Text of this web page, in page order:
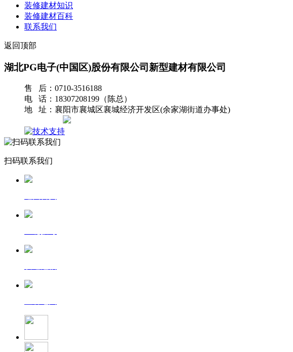
装修建材知识
装修建材百科
联系我们
返回顶部
湖北PG电子(中国区)股份有限公司新型建材有限公司
售 后：0710-3516188
电 话：18307208199（陈总）
地 址：襄阳市襄城区襄城经济开发区(余家湖街道办事处)
扫码联系我们